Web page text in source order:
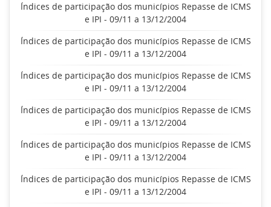
Índices de participação dos municípios Repasse de ICMS
e IPI - 09/11 a 13/12/2004
Índices de participação dos municípios Repasse de ICMS
e IPI - 09/11 a 13/12/2004
Índices de participação dos municípios Repasse de ICMS
e IPI - 09/11 a 13/12/2004
Índices de participação dos municípios Repasse de ICMS
e IPI - 09/11 a 13/12/2004
Índices de participação dos municípios Repasse de ICMS
e IPI - 09/11 a 13/12/2004
Índices de participação dos municípios Repasse de ICMS
e IPI - 09/11 a 13/12/2004